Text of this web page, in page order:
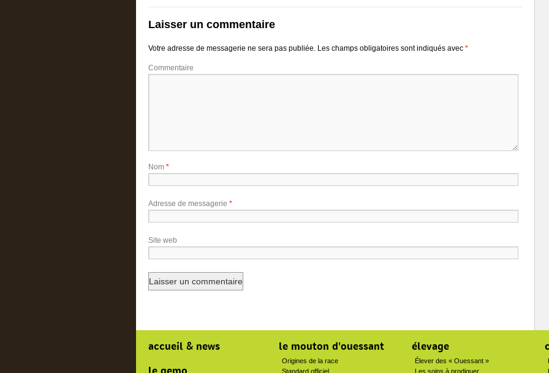
Laisser un commentaire
Votre adresse de messagerie ne sera pas publiée. Les champs obligatoires sont indiqués avec *
Commentaire
Nom *
Adresse de messagerie *
Site web
accueil & news
le gemo
le mouton d'ouessant
Origines de la race
Standard officiel
élevage
Élever des « Ouessant »
Les soins à prodiguer